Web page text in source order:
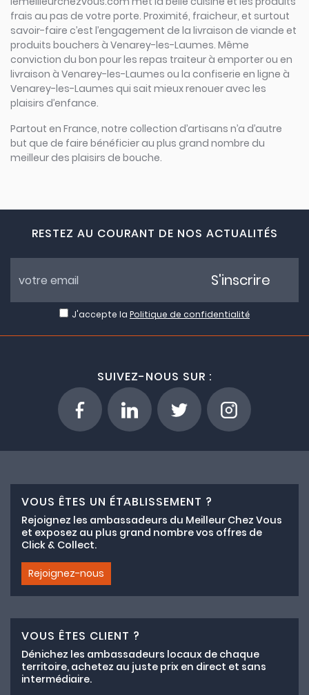
frais au pas de votre porte. Proximité, fraicheur, et surtout
savoir-faire c’est l’engagement de la livraison de viande et
produits bouchers à Venarey-les-Laumes. Même
conviction du bon pour les repas traiteur à emporter ou en
livraison à Venarey-les-Laumes ou la confiserie en ligne à
Venarey-les-Laumes qui sait mieux renouer avec les
plaisirs d’enfance.
Partout en France, notre collection d’artisans n’a d’autre
but que de faire bénéficier au plus grand nombre du
meilleur des plaisirs de bouche.
RESTEZ AU COURANT DE NOS ACTUALITÉS
J'accepte la Politique de confidentialité
S'inscrire
SUIVEZ-NOUS SUR :
VOUS ÊTES UN ÉTABLISSEMENT ?
Rejoignez les ambassadeurs du Meilleur Chez Vous
et exposez au plus grand nombre vos offres de
Click & Collect.
Rejoignez-nous
VOUS ÊTES CLIENT ?
Dénichez les ambassadeurs locaux de chaque
territoire, achetez au juste prix en direct et sans
intermédiaire.